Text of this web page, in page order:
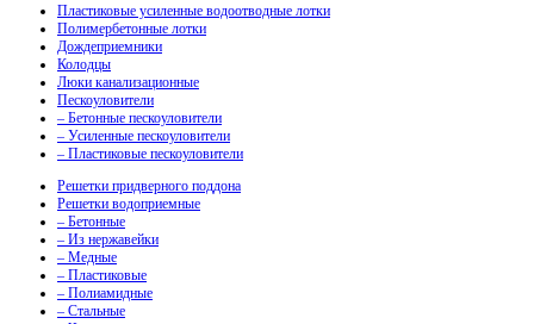
Пластиковые усиленные водоотводные лотки
Полимербетонные лотки
Дождеприемники
Колодцы
Люки канализационные
Пескоуловители
– Бетонные пескоуловители
– Усиленные пескоуловители
– Пластиковые пескоуловители
Решетки придверного поддона
Решетки водоприемные
– Бетонные
– Из нержавейки
– Медные
– Пластиковые
– Полиамидные
– Стальные